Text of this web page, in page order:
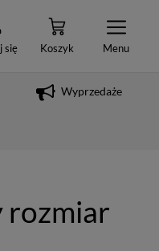
się Koszyk Menu
Wyprzedaże
rozmiar